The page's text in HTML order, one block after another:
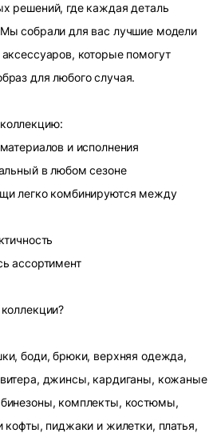
решений, где каждая деталь
собрали для вас лучшие модели
которые помогут
для любого случая.
и исполнения
в любом сезоне
легко комбинируются между
ассортимент
боди, брюки, верхняя одежда,
джинсы, кардиганы, кожаные
комплекты, костюмы,
кофты, пиджаки и жилетки, платья,